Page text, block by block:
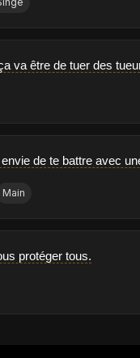
va être de tuer des
de te battre avec
Main
protéger tous.